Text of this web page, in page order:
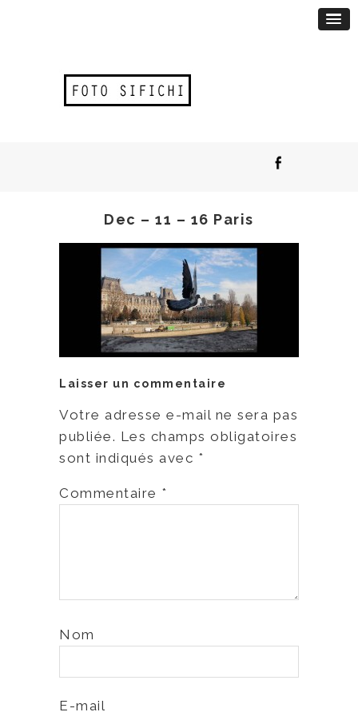
Dec – 11 – 16 Paris
Laisser un commentaire
Votre adresse e-mail ne sera pas
publiée. Les champs obligatoires
sont indiqués avec *
Commentaire *
Nom
E-mail